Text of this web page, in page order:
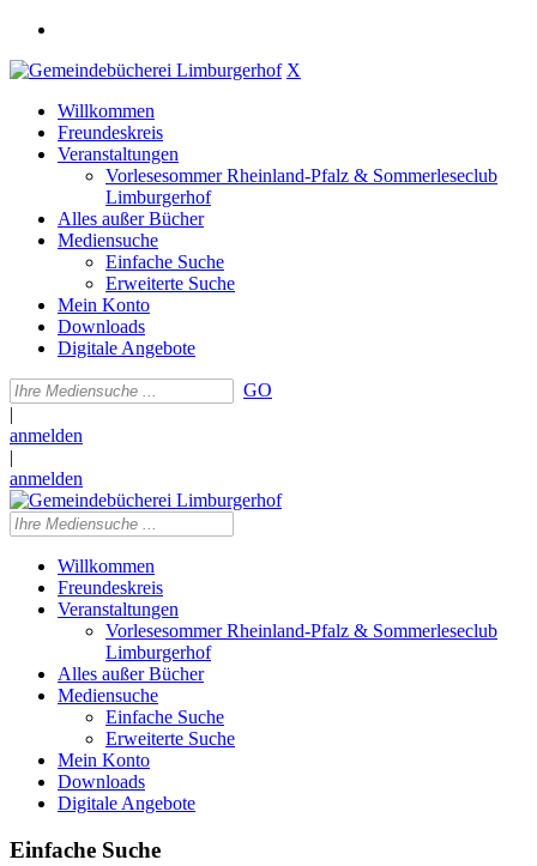
X
Willkommen
Freundeskreis
Veranstaltungen
Vorlesesommer Rheinland-Pfalz & Sommerleseclub
Limburgerhof
Alles außer Bücher
Mediensuche
Einfache Suche
Erweiterte Suche
Mein Konto
Downloads
Digitale Angebote
GO
|
anmelden
|
anmelden
Willkommen
Freundeskreis
Veranstaltungen
Vorlesesommer Rheinland-Pfalz & Sommerleseclub
Limburgerhof
Alles außer Bücher
Mediensuche
Einfache Suche
Erweiterte Suche
Mein Konto
Downloads
Digitale Angebote
Einfache Suche